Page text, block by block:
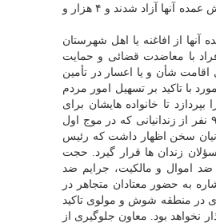
اطلاع داد و گزارش داد: پارسال ۷ هزار نفر از محکومان زندان استان تهران به کمیسیون عفو عرضه شدند که بخش عمده آنها آزاد شدند و ۴ هزار و
بخش عمده آنها از افاغنه یا اهل شهرستان
مرتکب جرم شده اند، در عین حال خاطرنشان کرد ۳۰۰ نفر از این افراد با معاضدت قضائی و حمایت
شأن و یا اعسار در تأمین
با تاکید بر تسهیل امور مردم
تا خانواده هایشان برای
ملاقات با این افراد گرفتار سختی نشوند». وی با اشاره به آزادی مشروط، تعلیقی و با پایند بیشتر از هزار و ۹۷۰ نفر از زندانیانی که در موج اول
سخن اظهار داشت که رئیس
زندان ها قرار گیرد. حجت
ضد اموال و مالکیت، جرایم ضد
به حضور معتادان متجاهر در
در منطقه شوش و مولوی تاکید
نخواهد بود. معاون جلوگیری از